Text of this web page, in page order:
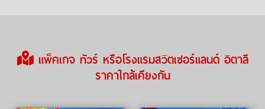
แพ็คเกจ ทัวร์ หรือโรงแรมสวิตเซอร์แลนด์ อิตาลี
ราคาใกล้เคียงกัน